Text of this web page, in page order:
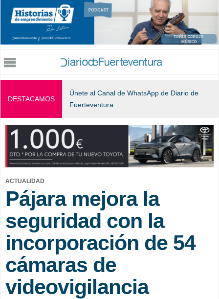
Jump to navigation
DESTACAMOS
Únete al Canal de WhatsApp de Diario de
Fuerteventura
ACTUALIDAD
Pájara mejora la
seguridad con la
incorporación de 54
cámaras de
videovigilancia